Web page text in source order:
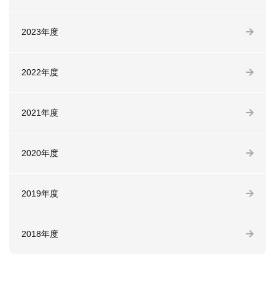
2023年度
2022年度
2021年度
2020年度
2019年度
2018年度